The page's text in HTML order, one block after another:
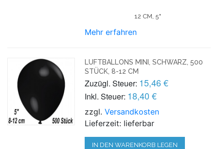
12 CM, 5"
Mehr erfahren
LUFTBALLONS MINI, SCHWARZ, 500
STÜCK, 8-12 CM
Zuzügl. Steuer: 15,46 €
Inkl. Steuer: 18,40 €
zzgl.Versandkosten
Lieferzeit: lieferbar
IN DEN WARENKORB LEGEN